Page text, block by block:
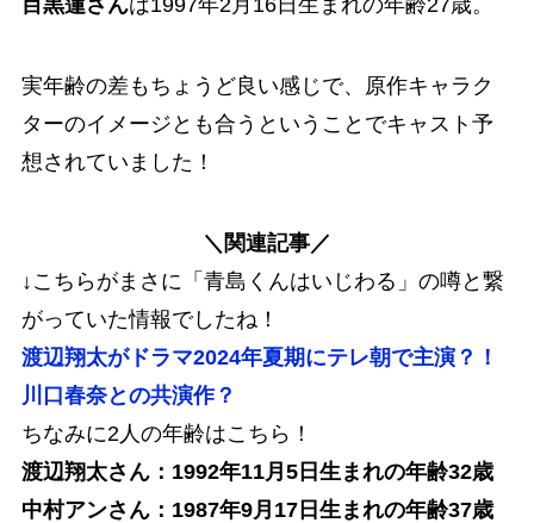
目黒蓮さんは1997年2月16日生まれの年齢27歳。
実年齢の差もちょうど良い感じで、原作キャラク
ターのイメージとも合うということでキャスト予
想されていました！
＼ 関連記事／
↓こちらがまさに「青島くんはいじわる」の噂と繋
がっていた情報でしたね！
渡辺翔太がドラマ2024年夏期にテレ朝で主演？！
川口春奈との共演作？
ちなみに2人の年齢はこちら！
渡辺翔太さん：1992年11月5日生まれの年齢32歳
中村アンさん：1987年9月17日生まれの年齢37歳